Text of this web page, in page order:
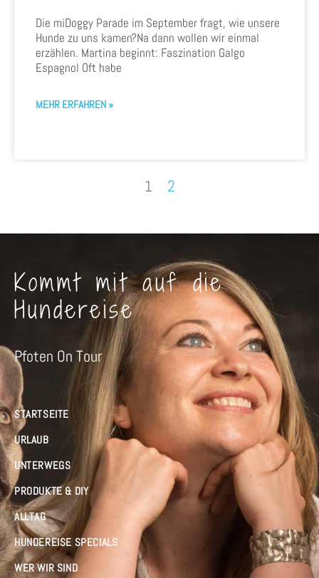
Die miDoggy Parade im September fragt, wie unsere
Hunde zu uns kamen?Na dann wollen wir einmal
erzählen. Martina beginnt: Faszination Galgo
Espagnol Oft habe
MEHR ERFAHREN »
1 2
Kommt mit auf die
Hundereise
Pfoten On Tour
STARTSEITE
URLAUB
UNTERWEGS
PRODUKTE & DIY
ALLTAG
HUNDEREISE SPECIALS
WER WIR SIND